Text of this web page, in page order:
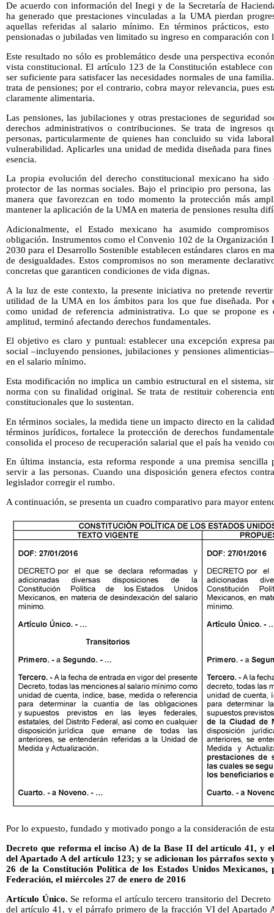
De acuerdo con información del Inegi y de la Secretaría de
ha generado que prestaciones vinculadas a la UMA pierdan
aquellas referidas al salario mínimo. En términos prácticos,
pensionadas o jubiladas ven limitado su ingreso en comparación con
Este resultado no sólo es problemático desde una perspectiva
vista constitucional. El artículo 123 de la Constitución establece
ser suficiente para satisfacer las necesidades normales de una
trata de pensiones; por el contrario, cobra mayor relevancia, pues
claramente alimentaria.
Las pensiones, las jubilaciones y otras prestaciones de seguridad
derechos administrativos o contribuciones. Se trata de ingresos
personas, particularmente de quienes han concluido su vida
vulnerabilidad. Aplicarles una unidad de medida diseñada para
esencia.
La propia evolución del derecho constitucional mexicano ha sido
protector de las normas sociales. Bajo el principio pro persona, las
manera que favorezcan en todo momento la protección más
mantener la aplicación de la UMA en materia de pensiones resulta
Adicionalmente, el Estado mexicano ha asumido compromisos
obligación. Instrumentos como el Convenio 102 de la Organización
2030 para el Desarrollo Sostenible establecen estándares claros en
de desigualdades. Estos compromisos no son meramente
concretas que garanticen condiciones de vida dignas.
A la luz de este contexto, la presente iniciativa no pretende
utilidad de la UMA en los ámbitos para los que fue diseñada. Por
como unidad de referencia administrativa. Lo que se propone
amplitud, terminó afectando derechos fundamentales.
El objetivo es claro y puntual: establecer una excepción expresa
social –incluyendo pensiones, jubilaciones y pensiones
en el salario mínimo.
Esta modificación no implica un cambio estructural en el sistema,
norma con su finalidad original. Se trata de restituir coherencia
constitucionales que lo sustentan.
En términos sociales, la medida tiene un impacto directo en la
términos jurídicos, fortalece la protección de derechos
consolida el proceso de recuperación salarial que el país ha venido
En última instancia, esta reforma responde a una premisa sencilla
servir a las personas. Cuando una disposición genera efectos
legislador corregir el rumbo.
A continuación, se presenta un cuadro comparativo para mayor
Por lo expuesto, fundado y motivado pongo a la consideración de
Decreto que reforma el inciso A) de la Base II del artículo 41, y
del Apartado A del artículo 123; y se adicionan los párrafos
26 de la Constitución Política de los Estados Unidos
Federación, el miércoles 27 de enero de 2016
Artículo Único. Se reforma el artículo tercero transitorio del
del artículo 41, y el párrafo primero de la fracción VI del Apartado